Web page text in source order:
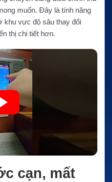
muốn. Đây là tính năng
khu vực độ sâu thay đổi
thị chi tiết hơn.
cạn, mất